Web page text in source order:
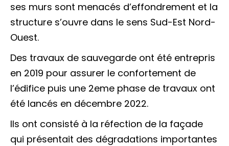
ses murs sont menacés d’effondrement et la
structure s’ouvre dans le sens Sud-Est Nord-
Ouest.
Des travaux de sauvegarde ont été entrepris
en 2019 pour assurer le confortement de
l’édifice puis une 2eme phase de travaux ont
été lancés en décembre 2022.
Ils ont consisté à la réfection de la façade
qui présentait des dégradations importantes